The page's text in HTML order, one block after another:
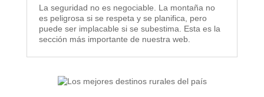
La seguridad no es negociable. La montaña no
es peligrosa si se respeta y se planifica, pero
puede ser implacable si se subestima. Esta es la
sección más importante de nuestra web.